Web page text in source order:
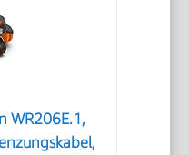
WR206E.1,